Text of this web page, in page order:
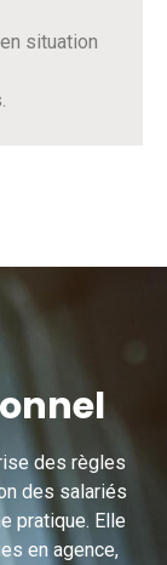
situation
des règles
des salariés
pratique. Elle
en agence,